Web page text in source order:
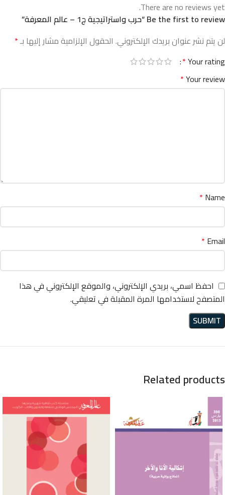
There are no reviews yet.
Be the first to review “حرب واستراتيجية ج1 – عالم المعرفة”
لن يتم نشر عنوان بريدك الإلكتروني. الحقول الإلزامية مشار إليها بـ*
Your rating
*
Your review
*
Name
*
Email
*
احفظ اسمي، بريدي الإلكتروني، والموقع الإلكتروني في هذا
المتصفح لاستخدامها المرة المقبلة في تعليقي.
Related products